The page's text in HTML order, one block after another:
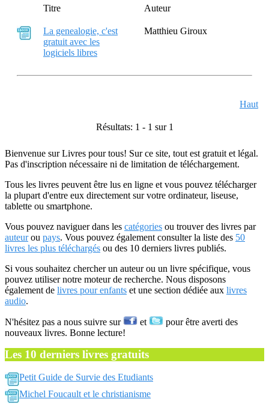
Titre Auteur
La genealogie, c'est
gratuit avec les
logiciels libres
Matthieu Giroux
Haut
Résultats: 1 - 1 sur 1
Bienvenue sur Livres pour tous! Sur ce site, tout est gratuit et légal.
Pas d'inscription nécessaire ni de limitation de téléchargement.
Tous les livres peuvent être lus en ligne et vous pouvez télécharger
la plupart d'entre eux directement sur votre ordinateur, liseuse,
tablette ou smartphone.
Vous pouvez naviguer dans les catégories ou trouver des livres par
auteurou pays. Vous pouvez également consulter la liste des 50
livres les plus téléchargés ou des 10 derniers livres publiés.
Si vous souhaitez chercher un auteur ou un livre spécifique, vous
pouvez utiliser notre moteur de recherche. Nous disposons
également de livres pour enfants et une section dédiée aux livres
audio.
N'hésitez pas a nous suivre sur et
pour être averti des
nouveaux livres. Bonne lecture!
Les 10 derniers livres gratuits
Petit Guide de Survie des Etudiants
Michel Foucault et le christianisme